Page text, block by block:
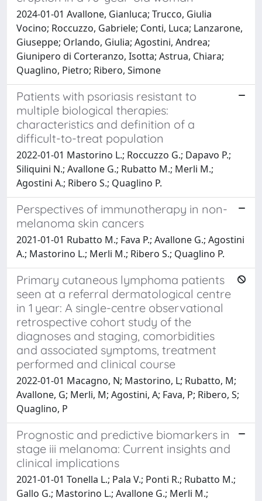
2024-01-01 Avallone, Gianluca; Trucco, Giulia
Vocino; Roccuzzo, Gabriele; Conti, Luca; Lanzarone,
Giuseppe; Orlando, Giulia; Agostini, Andrea;
Giunipero di Corteranzo, Isotta; Astrua, Chiara;
Quaglino, Pietro; Ribero, Simone
Patients with psoriasis resistant to
multiple biological therapies:
characteristics and definition of a
difficult-to-treat population
2022-01-01 Mastorino L.; Roccuzzo G.; Dapavo P.;
Siliquini N.; Avallone G.; Rubatto M.; Merli M.;
Agostini A.; Ribero S.; Quaglino P.
Perspectives of immunotherapy in non-
melanoma skin cancers
2021-01-01 Rubatto M.; Fava P.; Avallone G.; Agostini
A.; Mastorino L.; Merli M.; Ribero S.; Quaglino P.
Primary cutaneous lymphoma patients
seen at a referral dermatological centre
in 1 year: A single-centre observational
retrospective cohort study of the
diagnoses and staging, comorbidities
and associated symptoms, treatment
performed and clinical course
2022-01-01 Macagno, N; Mastorino, L; Rubatto, M;
Avallone, G; Merli, M; Agostini, A; Fava, P; Ribero, S;
Quaglino, P
Prognostic and predictive biomarkers in
stage iii melanoma: Current insights and
clinical implications
2021-01-01 Tonella L.; Pala V.; Ponti R.; Rubatto M.;
Gallo G.; Mastorino L.; Avallone G.; Merli M.;